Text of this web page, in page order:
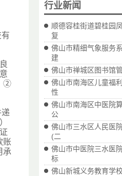
行业新闻
顺德容桂街道碧桂园
复
佛山市精细气象服务
建
佛山市禅城区图书馆
佛山市南海区儿童福
性
佛山市南海区中医院
公
佛山市三水区人民医
(二
佛山市中医院三水医
标
佛山新城义务教育学
②
账
承